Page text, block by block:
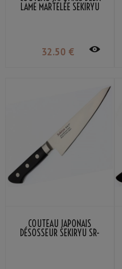
LAME MARTELÉE SEKIRYU
32.50 €
COUTEAU JAPONAIS
DÉSOSSEUR SEKIRYU SR-